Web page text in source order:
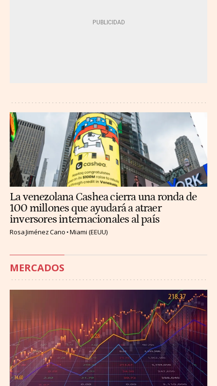
La venezolana Cashea cierra una ronda de
100 millones que ayudará a atraer
inversores internacionales al país
Rosa Jiménez Cano Miami (EEUU)
MERCADOS